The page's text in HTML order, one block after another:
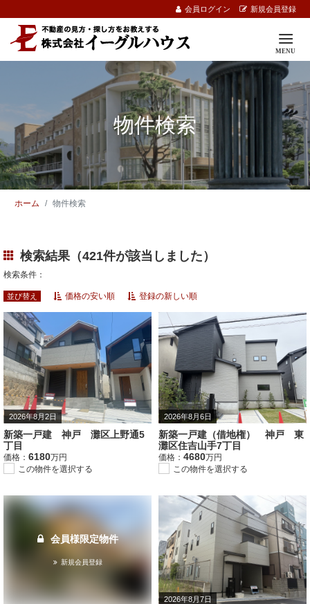
会員ログイン 新規会員登録
物件検索
ホーム 物件検索
検索結果（421件が該当しました）
検索条件：
並び替え 価格の安い順 登録の新しい順
2026年8月2日
新築一戸建 神戸 灘区上野通5
丁目
価格： 6180万円
この物件を選択する
2026年8月6日
新築一戸建（借地権） 神戸 東
灘区住吉山手7丁目
価格： 4680万円
この物件を選択する
会員様限定物件
新規会員登録
2026年8月7日